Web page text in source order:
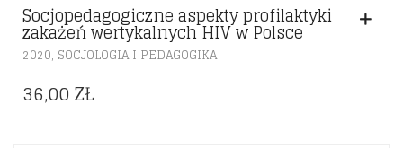
Socjopedagogiczne aspekty profilaktyki
zakażeń wertykalnych HIV w Polsce
2020, SOCJOLOGIA I PEDAGOGIKA
36,00ZŁ